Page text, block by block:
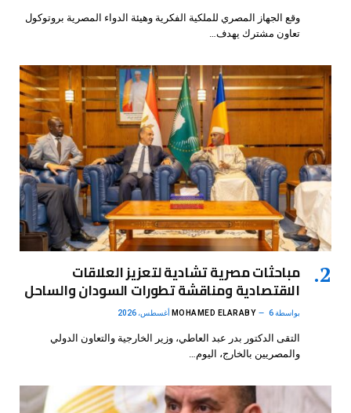
وقع الجهاز المصري للملكية الفكرية وهيئة الدواء المصرية بروتوكول
تعاون مشترك يهدف…
مباحثات مصرية تشادية لتعزيز العلاقات
الاقتصادية ومناقشة تطورات السودان والساحل
بواسطة MOHAMED ELARABY 6 أغسطس، 2026
التقى الدكتور بدر عبد العاطي، وزير الخارجية والتعاون الدولي
والمصريين بالخارج، اليوم…